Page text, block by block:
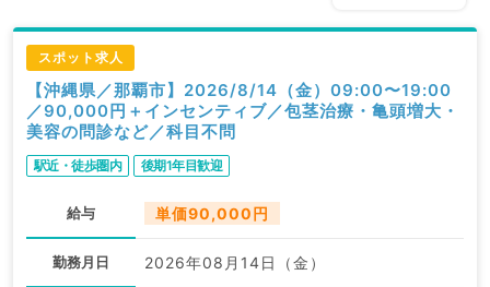
スポット求人
【沖縄県／那覇市】2026/8/14（金）09:00〜19:00
／90,000円＋インセンティブ／包茎治療・亀頭増大・
美容の問診など／科目不問
駅近・徒歩圏内 後期1年目歓迎
給与 単価90,000円
勤務月日 2026年08月14日（金）